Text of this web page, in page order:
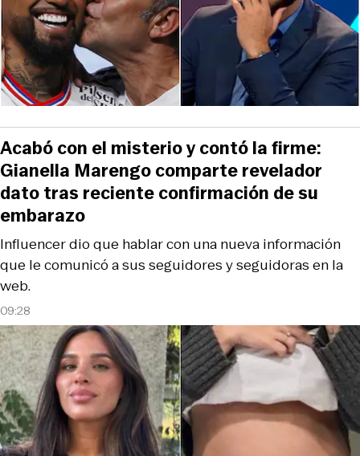
09:28
Influencer dio que hablar con una nueva información
que le comunicó a sus seguidores y seguidoras en la
web.
Acabó con el misterio y contó la firme:
Gianella Marengo comparte revelador
dato tras reciente confirmación de su
embarazo